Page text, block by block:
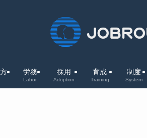
労務
Labor
採用
Adoption
育成
Training
制度
System